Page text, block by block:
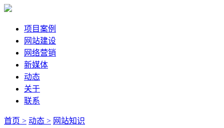
项目案例
网站建设
网络营销
新媒体
动态
关于
联系
首页 > 动态 > 网站知识